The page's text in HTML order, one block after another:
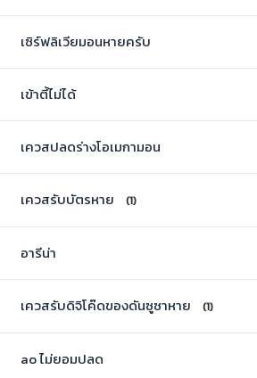
เซิร์ฟลิเวียมอนหายครับ
เข้าตี้ไม่ได้
เควสปลดร่างโอเมกามอน
เควสรับบัตรหาย (1)
อารีน่า
เควสรับดิจิโค๊ดของดันซูซาหาย (1)
ao ไม่ยอมปลด